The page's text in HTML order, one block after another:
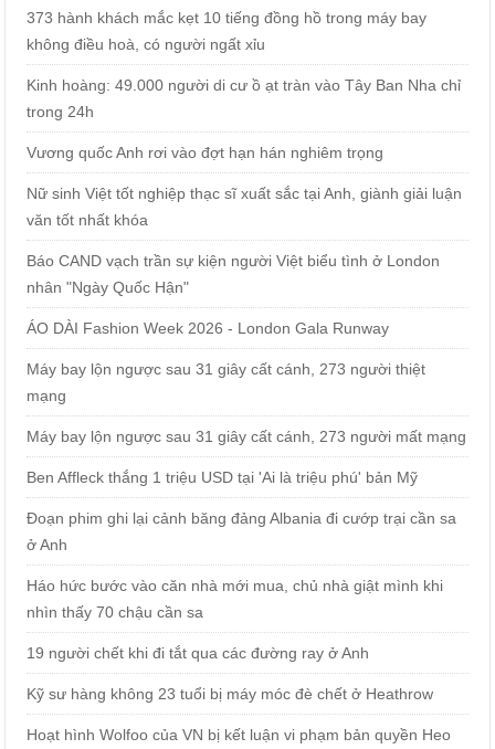
373 hành khách mắc kẹt 10 tiếng đồng hồ trong máy bay
không điều hoà, có người ngất xỉu
Kinh hoàng: 49.000 người di cư ồ ạt tràn vào Tây Ban Nha chỉ
trong 24h
Vương quốc Anh rơi vào đợt hạn hán nghiêm trọng
Nữ sinh Việt tốt nghiệp thạc sĩ xuất sắc tại Anh, giành giải luận
văn tốt nhất khóa
Báo CAND vạch trần sự kiện người Việt biểu tình ở London
nhân "Ngày Quốc Hận"
ÁO DÀI Fashion Week 2026 - London Gala Runway
Máy bay lộn ngược sau 31 giây cất cánh, 273 người thiệt
mạng
Máy bay lộn ngược sau 31 giây cất cánh, 273 người mất mạng
Ben Affleck thắng 1 triệu USD tại 'Ai là triệu phú' bản Mỹ
Đoạn phim ghi lại cảnh băng đảng Albania đi cướp trại cần sa
ở Anh
Háo hức bước vào căn nhà mới mua, chủ nhà giật mình khi
nhìn thấy 70 chậu cần sa
19 người chết khi đi tắt qua các đường ray ở Anh
Kỹ sư hàng không 23 tuổi bị máy móc đè chết ở Heathrow
Hoạt hình Wolfoo của VN bị kết luận vi phạm bản quyền Heo